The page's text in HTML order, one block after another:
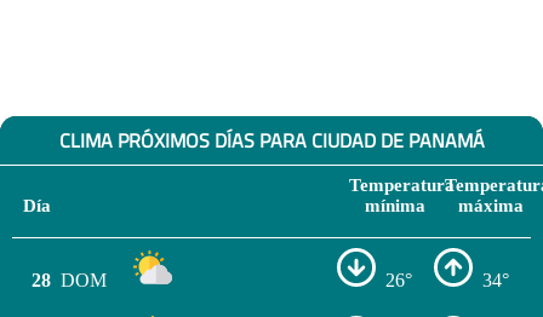
CLIMA PRÓXIMOS DÍAS PARA CIUDAD DE PANAMÁ
Día
Temperatura
mínima
máxima
28 DOM 26° 34°